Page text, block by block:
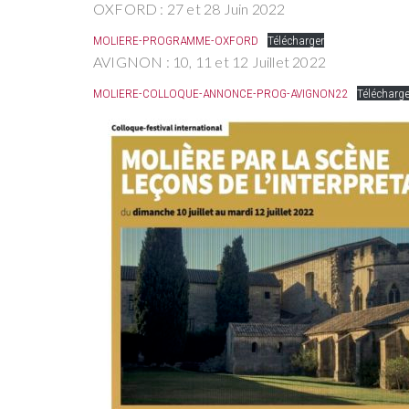
OXFORD : 27 et 28 Juin 2022
MOLIERE-PROGRAMME-OXFORD Télécharger
AVIGNON : 10, 11 et 12 Juillet 2022
MOLIERE-COLLOQUE-ANNONCE-PROG-AVIGNON22